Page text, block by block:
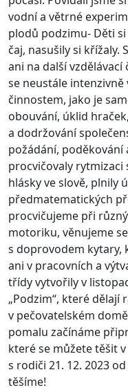
vodní a větrné
plodů podzimu- Děti
čaj, nasušily si křížaly.
ani na další
se neustále
činnostem, jako je
obouvání, úklid
a dodržování
požádání, poděkování
procvičovaly rytmizaci
hlásky ve slově, plnily
předmatematických
procvičujeme při
motoriku, věnujeme
s doprovodem kytary,
ani v pracovních a
třídy vytvořily v
„Podzim“, které dělají
v pečovatelském
pomalu začínáme
které se můžete těšit
s rodiči 21. 12. 2023
těšíme!